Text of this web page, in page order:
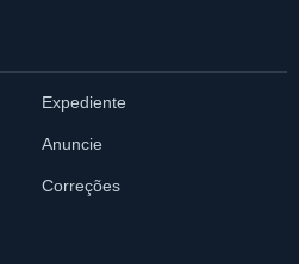
Expediente
Anuncie
Correções